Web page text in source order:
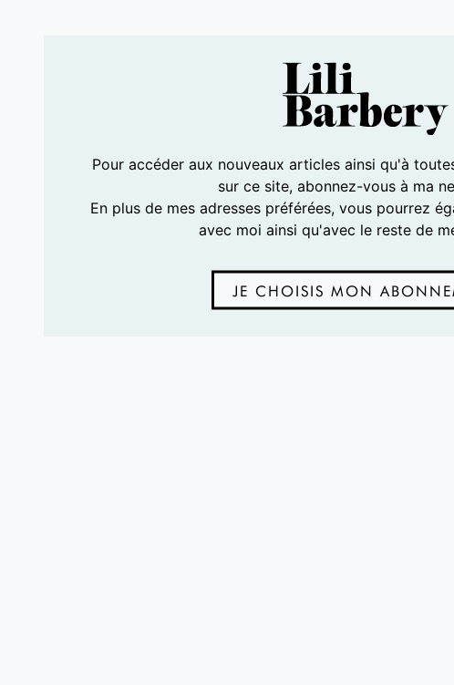
Pour accéder aux nouveaux articles ainsi qu'à
sur ce site, abonnez-vous à ma
En plus de mes adresses préférées, vous pourrez
avec moi ainsi qu'avec le reste de
JE CHOISIS MON